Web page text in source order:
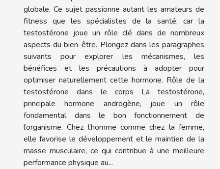
globale. Ce sujet passionne autant les amateurs de
fitness que les spécialistes de la santé, car la
testostérone joue un rôle clé dans de nombreux
aspects du bien-être. Plongez dans les paragraphes
suivants pour explorer les mécanismes, les
bénéfices et les précautions à adopter pour
optimiser naturellement cette hormone. Rôle de la
testostérone dans le corps La testostérone,
principale hormone androgène, joue un rôle
fondamental dans le bon fonctionnement de
l’organisme. Chez l’homme comme chez la femme,
elle favorise le développement et le maintien de la
masse musculaire, ce qui contribue à une meilleure
performance physique au...